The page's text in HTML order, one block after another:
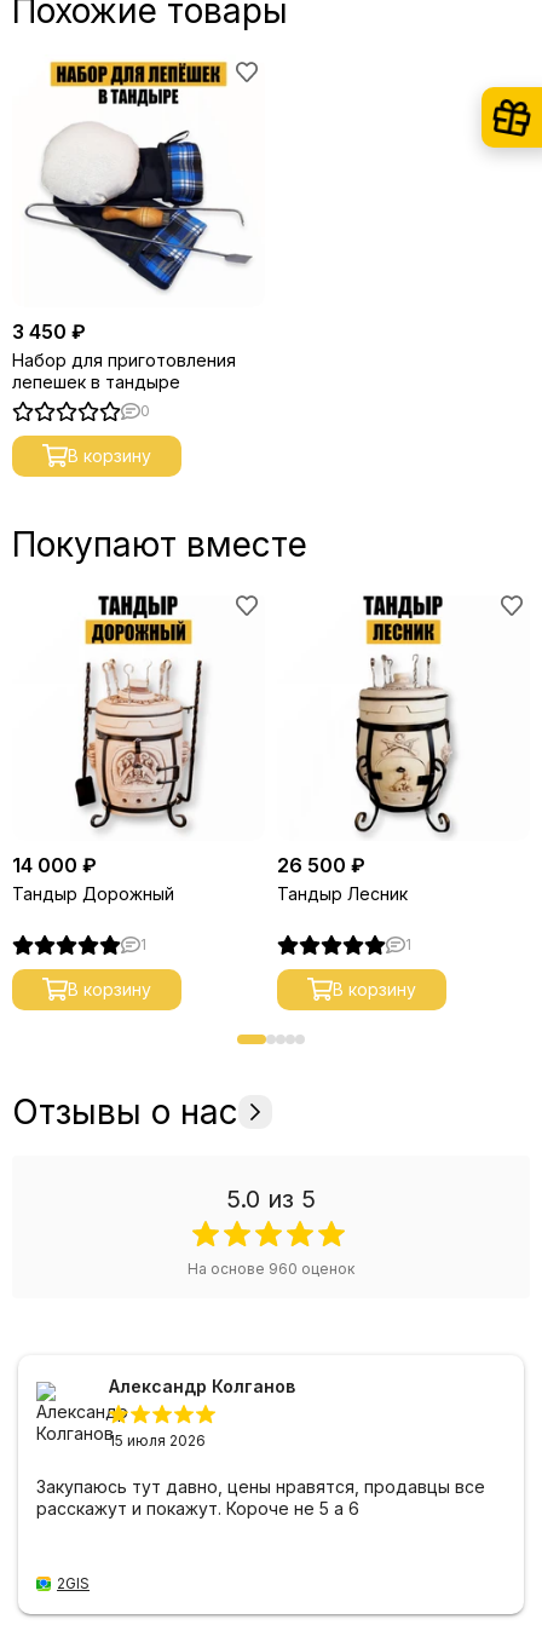
Похожие товары
3 450 ₽
Набор для приготовления
лепешек в тандыре
0
В корзину
Покупают вместе
14 000 ₽
Тандыр Дорожный
1
В корзину
26 500 ₽
Тандыр Лесник
1
В корзину
Отзывы о нас
5.0 из 5
На основе 960 оценок
Александр Колганов
15 июля 2026
Закупаюсь тут давно, цены нравятся, продавцы все
расскажут и покажут. Короче не 5 а 6
2GIS